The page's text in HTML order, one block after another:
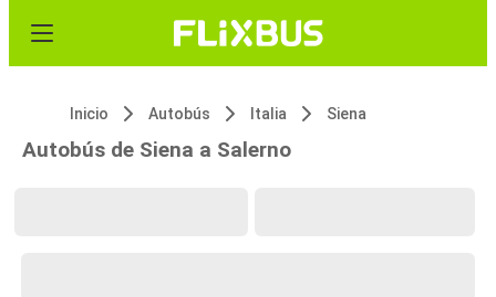
Inicio Autobús Italia Siena
Autobús de Siena a Salerno